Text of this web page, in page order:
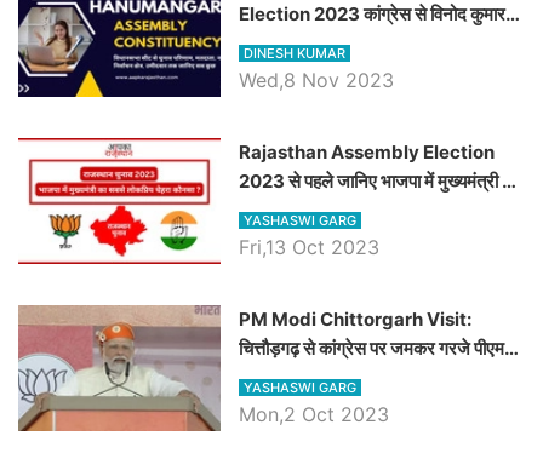
Election 2023 कांग्रेस से विनोद कुमार
चौधरी तो अमित चौधरी होंगे भाजपा उम्मीदवार,
जानिये हनुमानगढ़ विधानसभा सीट के ताजा
DINESH KUMAR
Wed,8 Nov 2023
Rajasthan Assembly Election
2023 से पहले जानिए भाजपा में मुख्यमंत्री का
सबसे लोकप्रिय चेहरा कौनसा ?
YASHASWI GARG
Fri,13 Oct 2023
PM Modi Chittorgarh Visit:
चित्तौड़गढ़ से कांग्रेस पर जमकर गरजे पीएम
मोदी, जाने प्रधानमंत्री के भाषण की बड़ी
बातें, देखें वीडियो
YASHASWI GARG
Mon,2 Oct 2023